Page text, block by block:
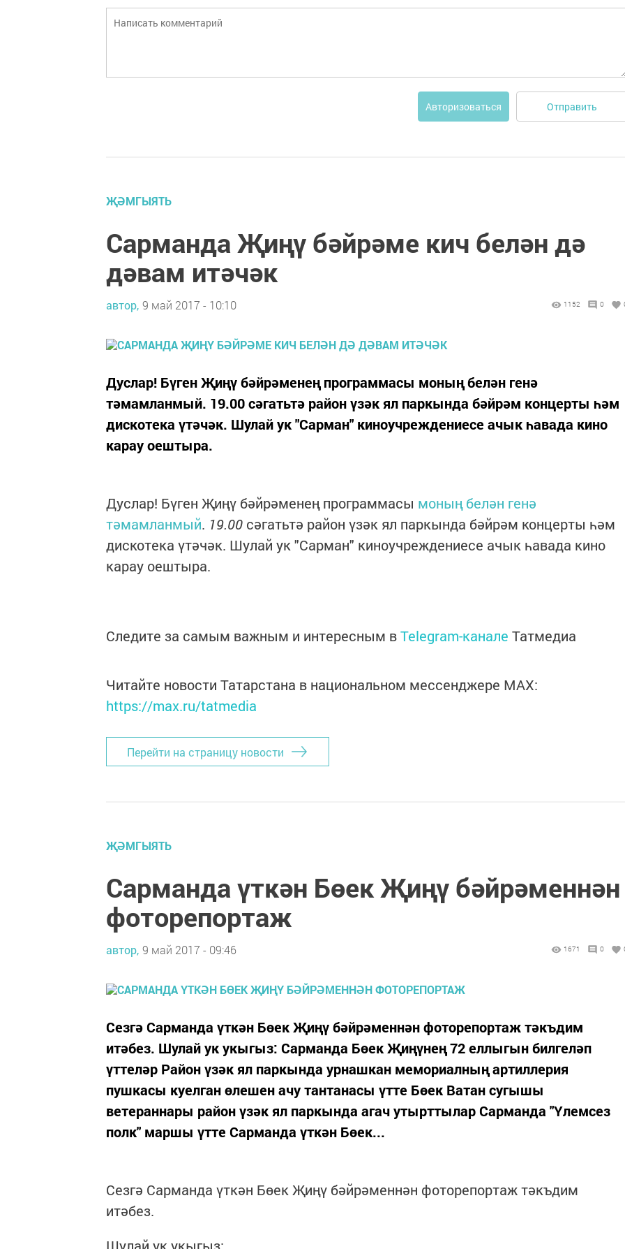
Авторизоваться Отправить
ҖӘМГЫЯТЬ
Сарманда Җиңү бәйрәме кич белән дә
дәвам итәчәк
автор, 9 май 2017 - 10:10 1152 0
Дуслар! Бүген Җиңү бәйрәменең программасы моның белән генә
тәмамланмый. 19.00 сәгатьтә район үзәк ял паркында бәйрәм концерты һәм
дискотека үтәчәк. Шулай ук "Сарман" киноучреждениесе ачык һавада кино
карау оештыра.
Дуслар! Бүген Җиңү бәйрәменең программасы моның белән генә
тәмамланмый. 19.00 сәгатьтә район үзәк ял паркында бәйрәм концерты һәм
дискотека үтәчәк. Шулай ук "Сарман" киноучреждениесе ачык һавада кино
карау оештыра.
Следите за самым важным и интересным вTelegram-канале Татмедиа
Читайте новости Татарстана в национальном мессенджере MАХ:
https://max.ru/tatmedia
Перейти на страницу новости
ҖӘМГЫЯТЬ
Сарманда үткән Бөек Җиңү бәйрәменнән
фоторепортаж
автор, 9 май 2017 - 09:46 1671 0
Сезгә Сарманда үткән Бөек Җиңү бәйрәменнән фоторепортаж тәкъдим
итәбез. Шулай ук укыгыз: Сарманда Бөек Җиңүнең 72 еллыгын билгеләп
үттеләр Район үзәк ял паркында урнашкан мемориалның артиллерия
пушкасы куелган өлешен ачу тантанасы үтте Бөек Ватан сугышы
ветераннары район үзәк ял паркында агач утырттылар Сарманда "Үлемсез
полк" маршы үтте Сарманда үткән Бөек...
Сезгә Сарманда үткән Бөек Җиңү бәйрәменнән фоторепортаж тәкъдим
итәбез.